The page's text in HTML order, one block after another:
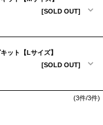
[SOLD OUT]
ット【Lサイズ】
[SOLD OUT]
(3件/3件)